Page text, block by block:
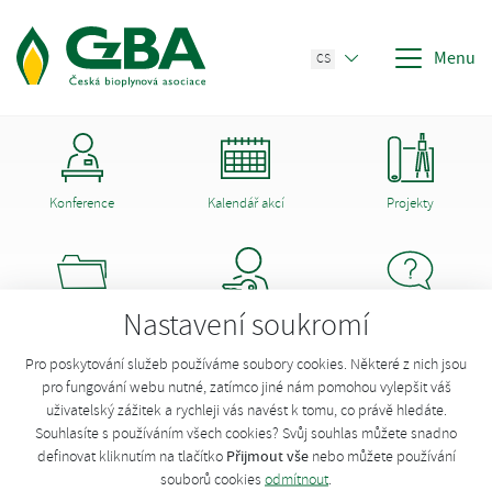
Nastavení soukromí
Pro poskytování služeb používáme soubory cookies. Některé z nich jsou
pro fungování webu nutné, zatímco jiné nám pomohou vylepšit váš
uživatelský zážitek a rychleji vás navést k tomu, co právě hledáte.
Souhlasíte s používáním všech cookies? Svůj souhlas můžete snadno
definovat kliknutím na tlačítko Přijmout všenebo můžete používání
souborů cookies odmítnout.
CS Menu
Konference Kalendář akcí Projekty
Dokumenty CzBA Členství
Opravit údaje o stanici
Chcete opravit údaje stanice?Přihlaste se !